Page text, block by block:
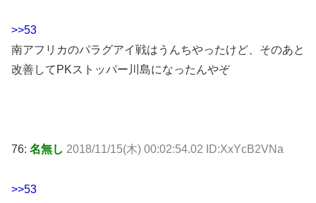
>>53
南アフリカのパラグアイ戦はうんちやったけど、そのあと
改善してPKストッパー川島になったんやぞ
76: 名無し 2018/11/15(木) 00:02:54.02 ID:XxYcB2VNa
>>53